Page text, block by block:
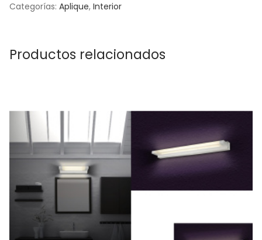
Categorías: Aplique, Interior
Productos relacionados